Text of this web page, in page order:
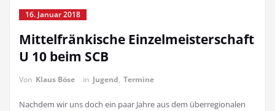
16. Januar 2018
Mittelfränkische Einzelmeisterschaft
U 10 beim SCB
Von Klaus Böse in Jugend, Termine
Nachdem wir uns doch ein paar Jahre aus dem überregionalen